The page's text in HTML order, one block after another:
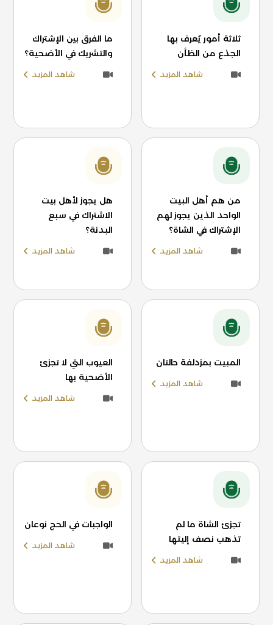
ثلاثة أمور يُعرف بها
الجذع من الظأن
شاهد المزيد
ما الفرق بين الإشتراك
والتشريك في الأضحية؟
شاهد المزيد
من هم أهل البيت
الواحد الذين يجوز لهم
الإشتراك في الشاة؟
شاهد المزيد
هل يجوز لأهل بيت
الاشتراك في سبع
البدنة؟
شاهد المزيد
المبيت بمزدلفة حالتان
شاهد المزيد
العيوب التي لا تجزئ
الأضحية بها
شاهد المزيد
تجزئ الشاة ما لم
تذهب نصف إليتها
شاهد المزيد
الواجبات في الحج نوعان
شاهد المزيد